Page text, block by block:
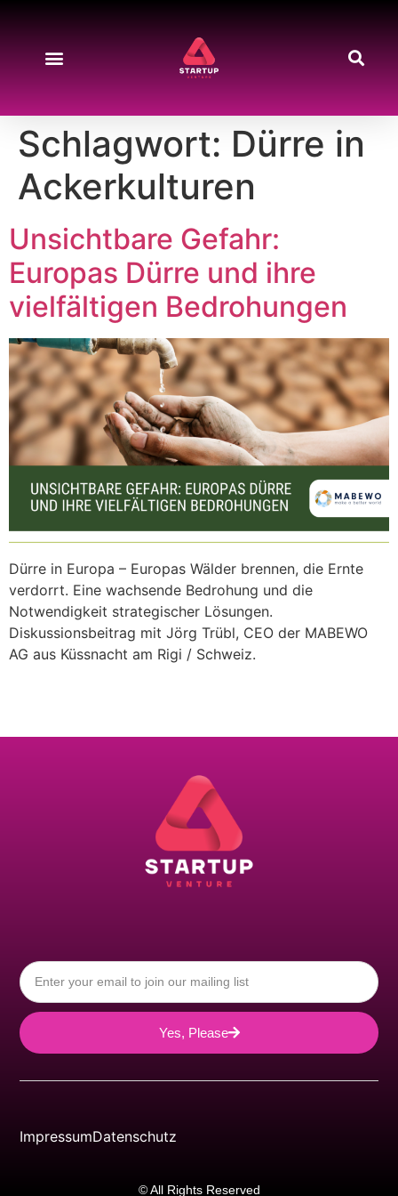
Schlagwort: Dürre in
Ackerkulturen
Unsichtbare Gefahr:
Europas Dürre und ihre
vielfältigen Bedrohungen
Dürre in Europa – Europas Wälder brennen, die Ernte
verdorrt. Eine wachsende Bedrohung und die
Notwendigkeit strategischer Lösungen.
Diskussionsbeitrag mit Jörg Trübl, CEO der MABEWO
AG aus Küssnacht am Rigi / Schweiz.
Yes, Please
ImpressumDatenschutz
© All Rights Reserved